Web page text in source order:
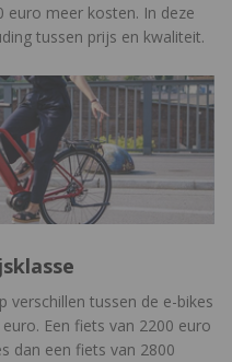
euro meer kosten. In deze
tussen prijs en kwaliteit.
verschillen tussen de e-bikes
Een fiets van 2200 euro
dan een fiets van 2800